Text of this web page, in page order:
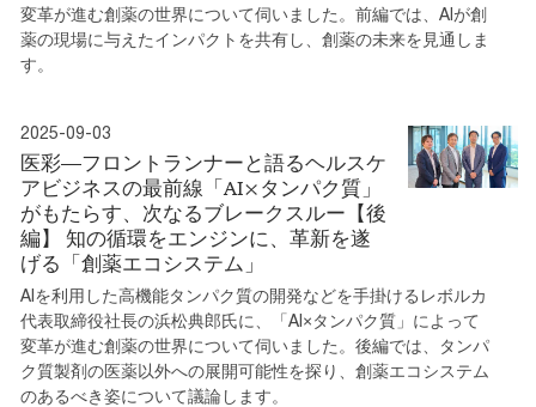
変革が進む創薬の世界について伺いました。前編では、AIが創
薬の現場に与えたインパクトを共有し、創薬の未来を見通しま
す。
2025-09-03
医彩―フロントランナーと語るヘルスケ
アビジネスの最前線「AI×タンパク質」
がもたらす、次なるブレークスルー【後
編】 知の循環をエンジンに、革新を遂
げる「創薬エコシステム」
AIを利用した高機能タンパク質の開発などを手掛けるレボルカ
代表取締役社長の浜松典郎氏に、「AI×タンパク質」によって
変革が進む創薬の世界について伺いました。後編では、タンパ
ク質製剤の医薬以外への展開可能性を探り、創薬エコシステム
のあるべき姿について議論します。